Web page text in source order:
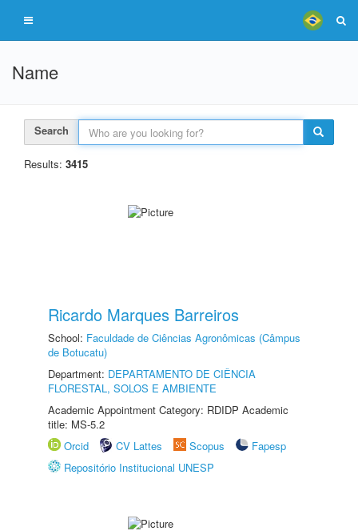
Name
Search
Results: 3415
Ricardo Marques Barreiros
School: Faculdade de Ciências Agronômicas (Câmpus
de Botucatu)
Department: DEPARTAMENTO DE CIÊNCIA
FLORESTAL, SOLOS E AMBIENTE
Academic Appointment Category: RDIDP Academic
title: MS-5.2
Orcid
CV Lattes Scopus
Fapesp
Repositório Institucional UNESP